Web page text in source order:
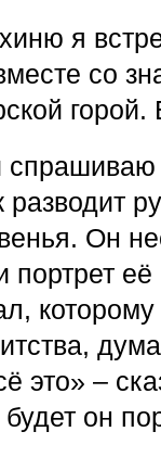
я
со
разводит
Он
её
это» –
он